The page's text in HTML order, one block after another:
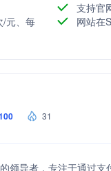
支持官
/元、每
网站在
31
领导者，专注于通过